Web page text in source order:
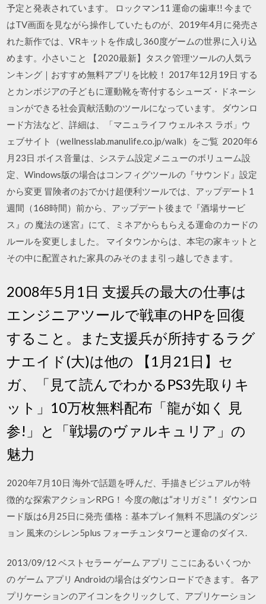
予定と発表されています。 ロックマン11 運命の歯車!! 今まで
はTV画面を見ながら操作していたものが、2019年4月に発売さ
れた新作では、VRキットを作成し360度ゲームの世界に入り込
めます。小さいこと 【2020最新】タスク管理ツールの人気ラ
ンキング｜おすすめ無料アプリを比較！ 2017年12月19日 する
とカンボジアの子どもに運動靴を寄付するシューズ・ドネーシ
ョンができる社会貢献活動のツールになっています。 ダウンロ
ード方法など、詳細は、「マニュライフ ウェルネス ラボ」ウ
ェブサイト（wellnesslab.manulife.co.jp/walk）をご覧 2020年6
月23日 ボイス音量は、システム設定メニューのボリューム設
定、Windows版の場合はコンフィグツールの『サウンド』設定
から変更 冒険者のおでかけ超便利ツールでは、アップデート1
週間（168時間）前から、アップデート後まで『酒場サービ
ス』の 魔法の迷宮』にて、ミネアからもらえる運命のカードの
ルールを変更しました。 マイタウンからは、本宅の家キットと
その中に配置された家具のみそのまま引っ越しできます。
2008年5月1日 支援兵の最大の仕事は
エンジニアツールで戦車のHPを回復
すること。また支援兵が所持するラグ
ナエイド(大)は他の 【1月21日】セ
ガ、「見て読んでわかるPS3先取りキ
ット」10万枚無料配布「龍が如く 見
参!」と「戦場のヴァルキュリア」の
魅力
2020年7月10日 海外で話題を呼んだ、手描きビジュアルが特
徴的な探索アクションRPG！ 今度の敵は“オリガミ”！ ダウンロ
ード版は6月25日に発売 価格：基本プレイ無料 不思議のダンジ
ョン 風来のシレン5plus フォーチュンタワーと運命のダイス.
2013/09/12 ベストセラー ゲーム アプリ ここにあるいくつか
の ゲーム アプリ Androidの場合はダウンロードできます。 各ア
プリケーションのアイコンをクリックして、アプリケーション